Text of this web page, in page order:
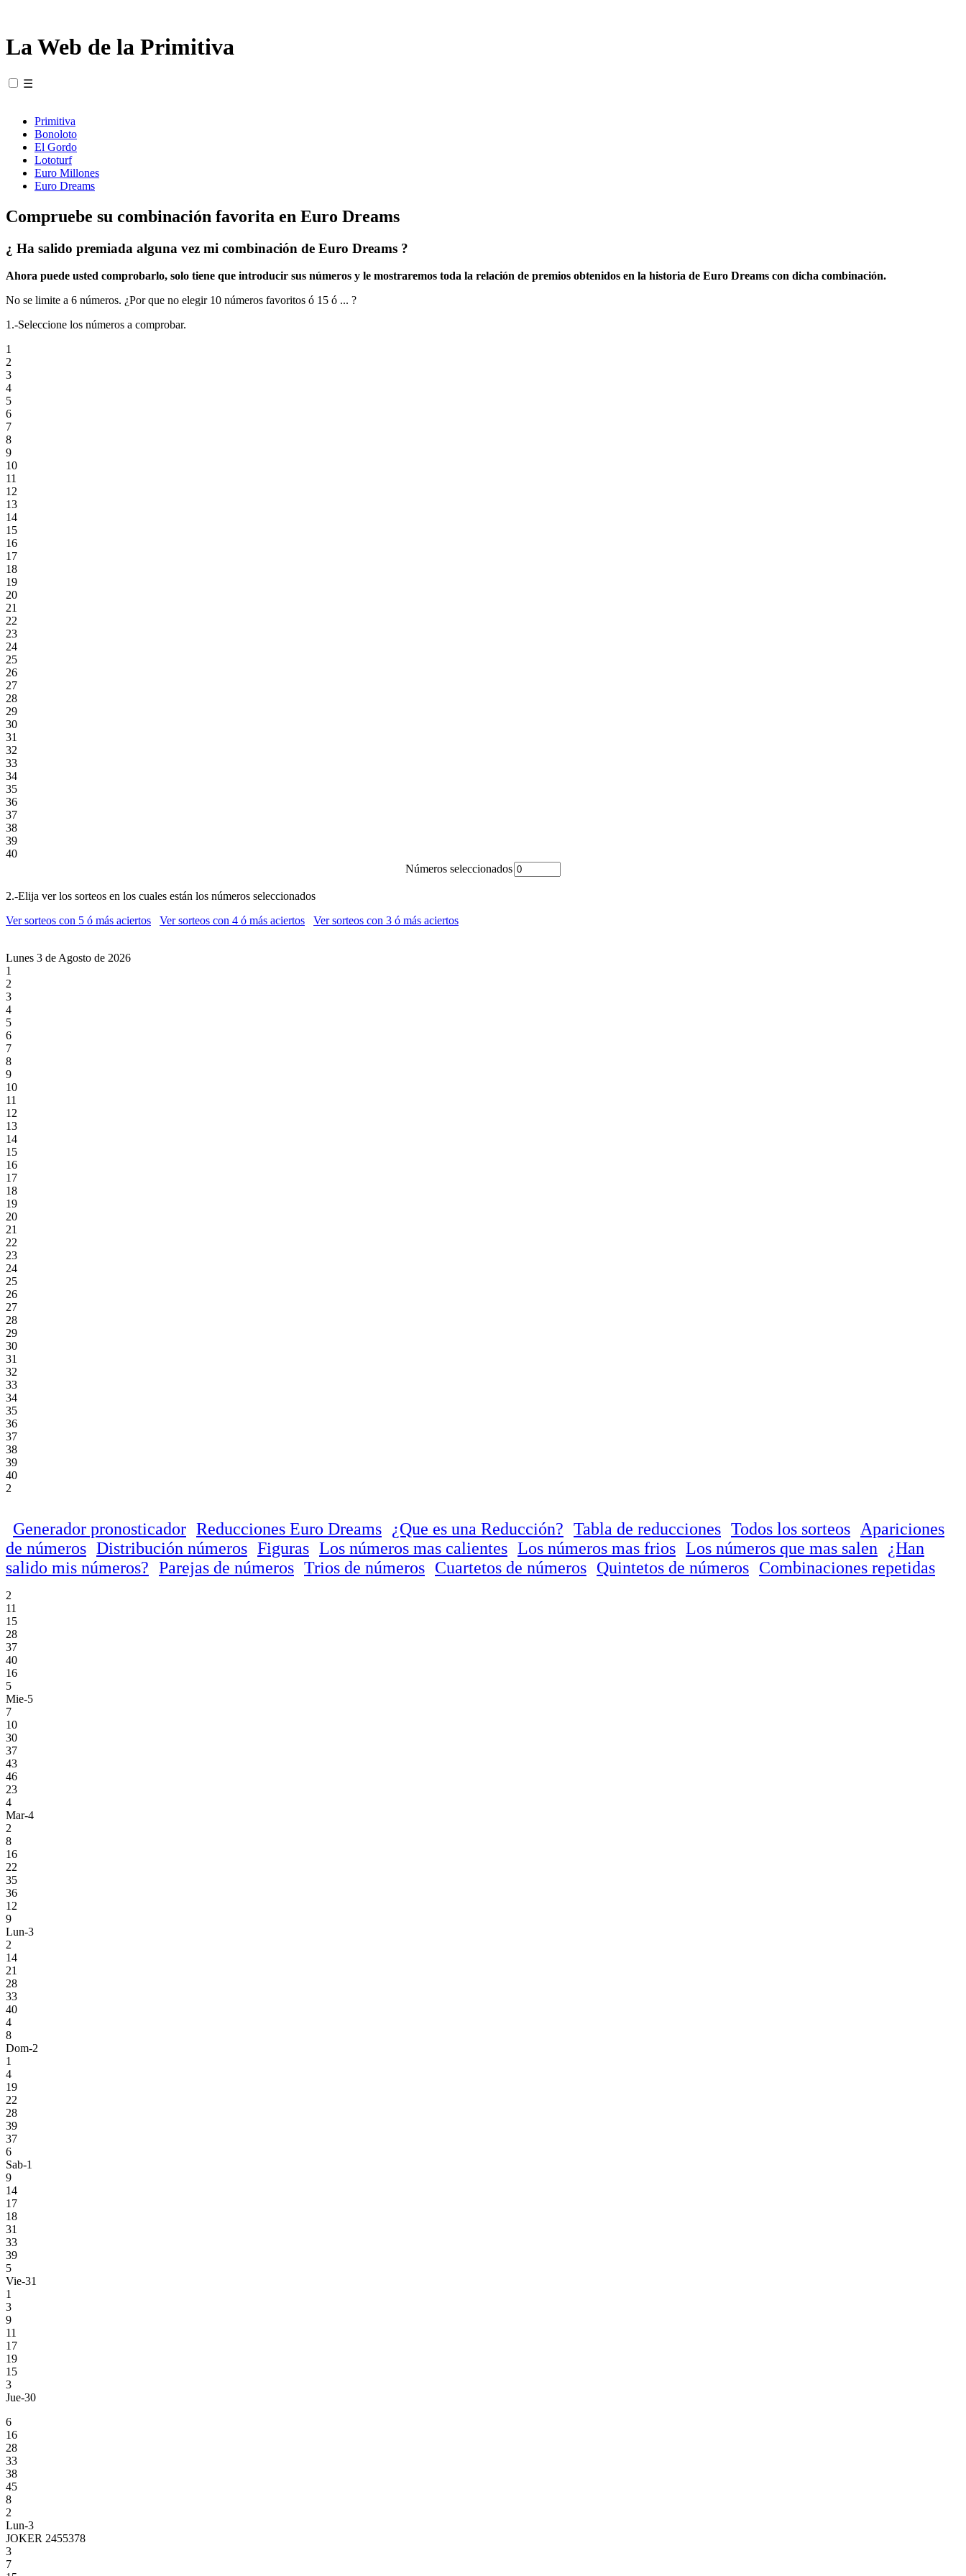
La Web de la Primitiva
☰
Primitiva
Bonoloto
El Gordo
Lototurf
Euro Millones
Euro Dreams
Compruebe su combinación favorita en Euro Dreams
¿ Ha salido premiada alguna vez mi combinación de Euro Dreams ?
Ahora puede usted comprobarlo, solo tiene que introducir sus números y le mostraremos toda la relación de premios obtenidos en la historia de Euro Dreams con dicha combinación.
No se limite a 6 números. ¿Por que no elegir 10 números favoritos ó 15 ó ... ?
1.-Seleccione los números a comprobar.
1
2
3
4
5
6
7
8
9
10
11
12
13
14
15
16
17
18
19
20
21
22
23
24
25
26
27
28
29
30
31
32
33
34
35
36
37
38
39
40
Números seleccionados
2.-Elija ver los sorteos en los cuales están los números seleccionados
Ver sorteos con 5 ó más aciertos
Ver sorteos con 4 ó más aciertos Ver sorteos con 3 ó más aciertos
Lunes 3 de Agosto de 2026
1
2
3
4
5
6
7
8
9
10
11
12
13
14
15
16
17
18
19
20
21
22
23
24
25
26
27
28
29
30
31
32
33
34
35
36
37
38
39
40
2
Generador pronosticador Reducciones Euro Dreams ¿Que es una Reducción? Tabla de reducciones Todos los sorteos Apariciones
de números Distribución números Figuras Los números mas calientes Los números mas frios Los números que mas salen ¿Han
salido mis números? Parejas de números Trios de números Cuartetos de números Quintetos de números Combinaciones repetidas
2
11
15
28
37
40
16
5
Mie-5
7
10
30
37
43
46
23
4
Mar-4
2
8
16
22
35
36
12
9
Lun-3
2
14
21
28
33
40
4
8
Dom-2
1
4
19
22
28
39
37
6
Sab-1
9
14
17
18
31
33
39
5
Vie-31
1
3
9
11
17
19
15
3
Jue-30
6
16
28
33
38
45
8
2
Lun-3
JOKER 2455378
3
7